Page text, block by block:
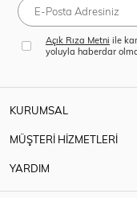
Açık Rıza Metni ile
yoluyla haberdar
KURUMSAL
MÜŞTERİ HİZMETLERİ
YARDIM